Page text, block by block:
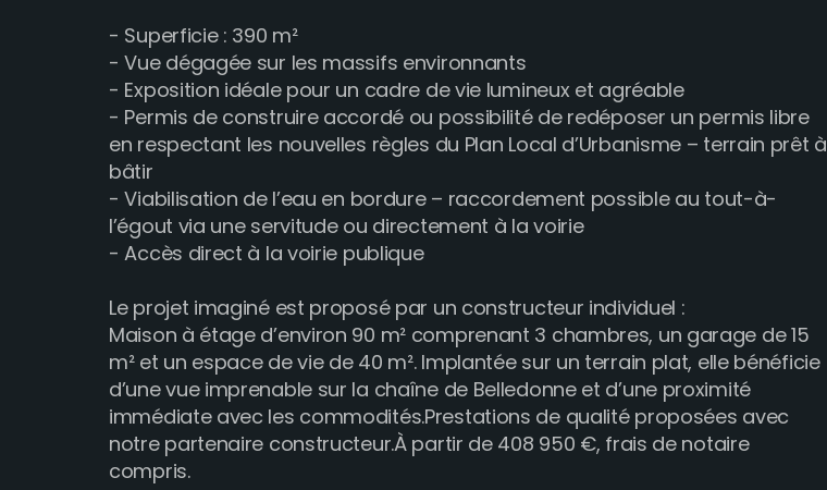
- Superficie : 390 m²
- Vue dégagée sur les massifs environnants
- Exposition idéale pour un cadre de vie lumineux et agréable
- Permis de construire accordé ou possibilité de redéposer un permis libre
en respectant les nouvelles règles du Plan Local d’Urbanisme – terrain prêt à
bâtir
- Viabilisation de l’eau en bordure – raccordement possible au tout-à-
l’égout via une servitude ou directement à la voirie
- Accès direct à la voirie publique
Le projet imaginé est proposé par un constructeur individuel :
Maison à étage d’environ 90 m² comprenant 3 chambres, un garage de 15
m² et un espace de vie de 40 m². Implantée sur un terrain plat, elle bénéficie
d’une vue imprenable sur la chaîne de Belledonne et d’une proximité
immédiate avec les commodités.Prestations de qualité proposées avec
notre partenaire constructeur.À partir de 408 950 €, frais de notaire
compris.